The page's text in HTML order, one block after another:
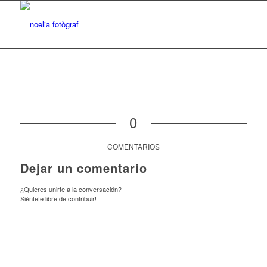
0
COMENTARIOS
Dejar un comentario
¿Quieres unirte a la conversación?
Siéntete libre de contribuir!